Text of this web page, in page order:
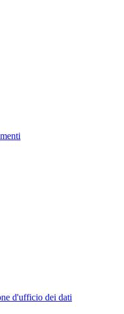
d'ufficio dei dati